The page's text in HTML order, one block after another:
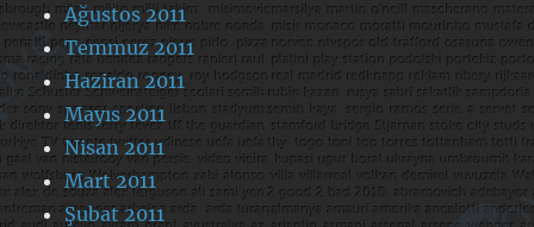
Ağustos 2011
Temmuz 2011
Haziran 2011
Mayıs 2011
Nisan 2011
Mart 2011
Şubat 2011